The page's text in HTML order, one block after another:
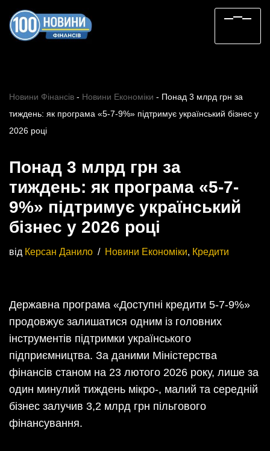
Перейти
Новини Фінансів - Новини Економіки - Понад 3 млрд грн за
тиждень: як програма «5-7-9%» підтримує український бізнес у
2026 році
Понад 3 млрд грн за
тиждень: як програма «5-7-
9%» підтримує український
бізнес у 2026 році
від Керсан Данило Новини Економіки, Кредити
Державна програма «Доступні кредити 5-7-9%»
продовжує залишатися одним із головних
інструментів підтримки українського
підприємництва. За даними Міністерства
фінансів станом на 23 лютого 2026 року, лише за
один минулий тиждень мікро-, малий та середній
бізнес залучив 3,2 млрд грн пільгового
фінансування.